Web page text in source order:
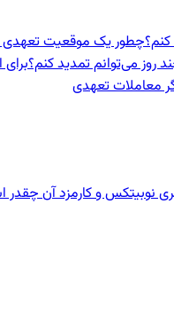
چطور یک موقعیت تعهدی
روز می‌توانم تمدید کنم؟
معاملات تعهدی
نوبیتکس و کارمزد آن چقدر